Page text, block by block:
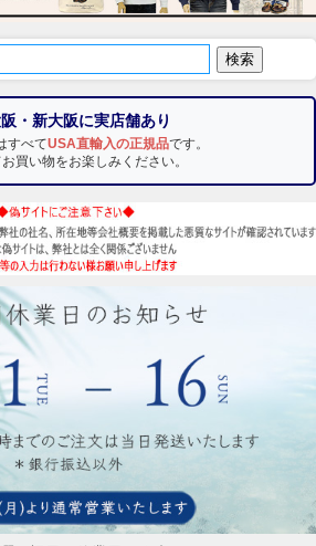
・新大阪に実店舗あり
すべてUSA直輸入の正規品です。
買い物をお楽しみください。